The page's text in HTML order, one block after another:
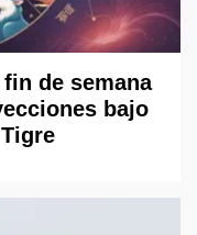
de semana
bajo